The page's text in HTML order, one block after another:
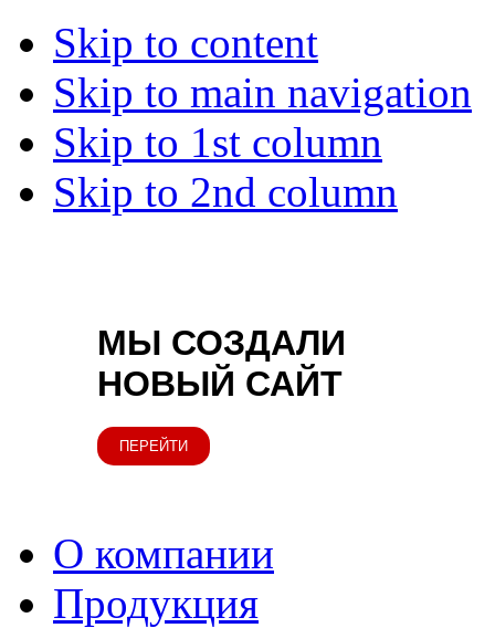
Skip to content
Skip to main navigation
Skip to 1st column
Skip to 2nd column
МЫ СОЗДАЛИ
НОВЫЙ САЙТ
ПЕРЕЙТИ
О компании
Продукция